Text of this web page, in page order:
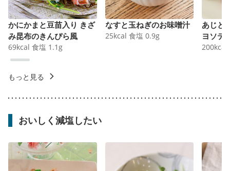
かにかまと豆苗入り きざ
み昆布のきんぴら風
69kcal 食塩 1.1 g
なすと玉ねぎのお味噌汁
25kcal 食塩 0.9g
あじと
ヨソテ
200kcal
もっと見る
おいしく減塩したい